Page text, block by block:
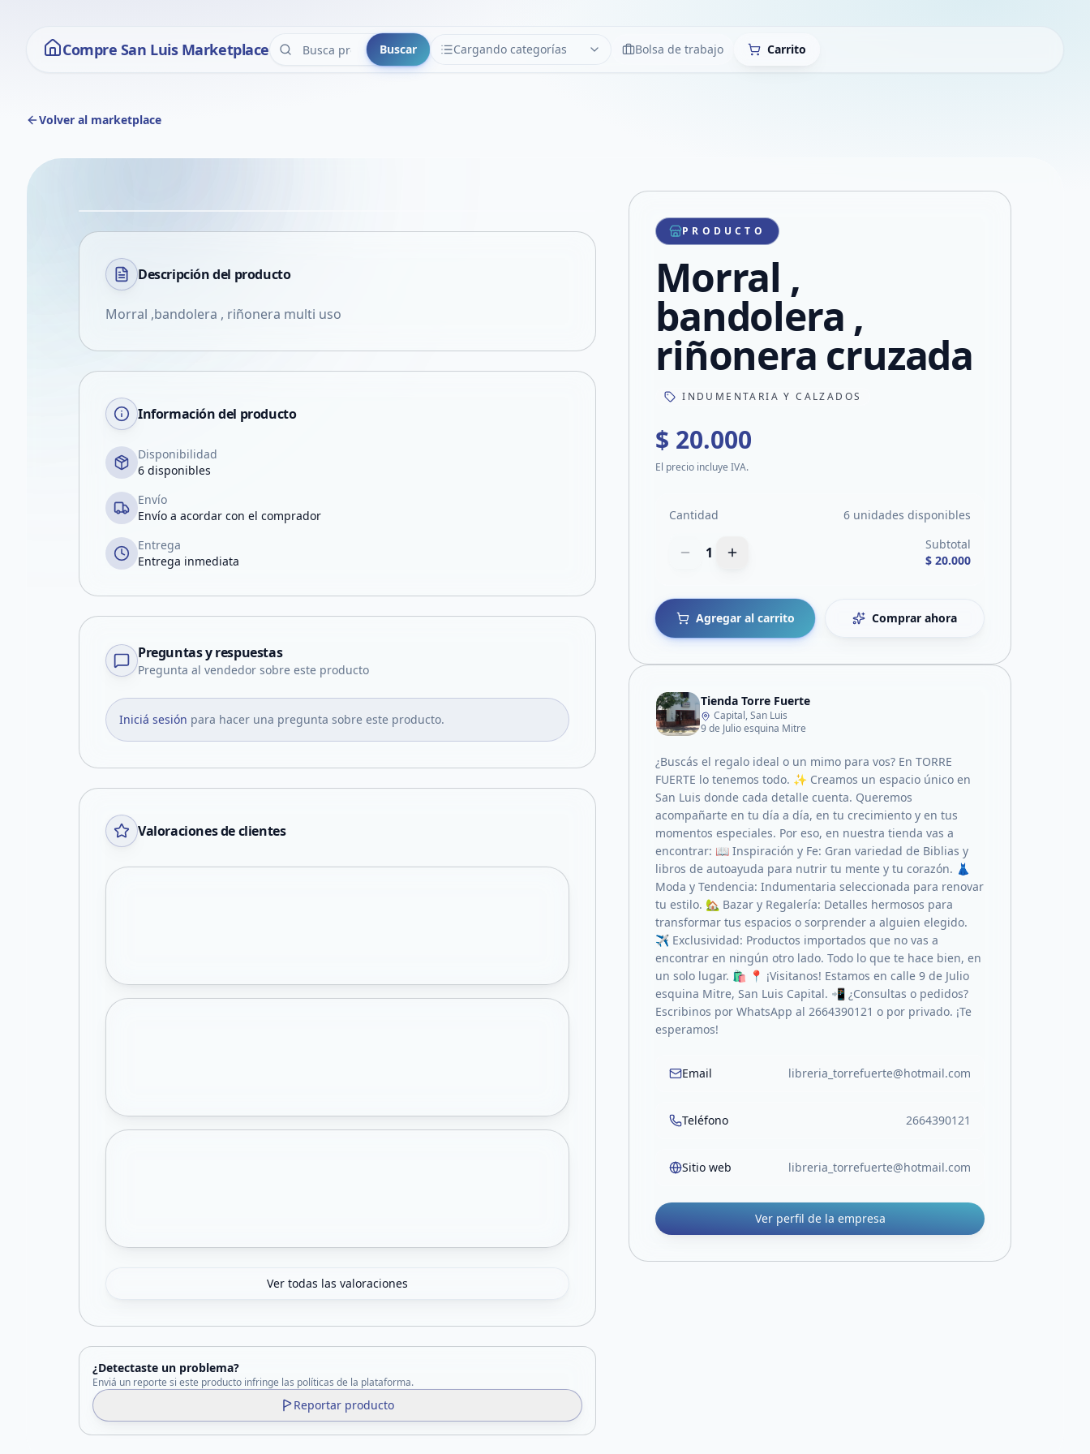
Compre San Luis Marketplace Buscar Cargando categorías
CATEGORÍAS LimpiarBolsa de trabajo Carrito
Volver al marketplace
VER EN PANTALLA COMPLETA
Compartir producto
Compartir por WhatsApp
Compartir por mail
Compartir en Facebook
Compartir en X
Descripción del producto
Morral ,bandolera , riñonera multi uso
Información del producto
Disponibilidad
6 disponibles
Envío
Envío a acordar con el comprador
Entrega
Entrega inmediata
Preguntas y respuestas
Pregunta al vendedor sobre este producto
Iniciá sesión para hacer una pregunta sobre este producto.
Valoraciones de clientes
Ver todas las valoraciones
¿Detectaste un problema?
Enviá un reporte si este producto infringe las políticas de la plataforma.
Reportar producto
PRODUCTO
Morral ,
bandolera ,
riñonera cruzada
INDUMENTARIA Y CALZADOS
$ 20.000
El precio incluye IVA.
Cantidad 6 unidades disponibles
1
Subtotal
$ 20.000
Agregar al carrito Comprar ahora
Tienda Torre Fuerte
Capital, San Luis
9 de Julio esquina Mitre
¿Buscás el regalo ideal o un mimo para vos? En TORRE
FUERTE lo tenemos todo. ✨ Creamos un espacio único en
San Luis donde cada detalle cuenta. Queremos
acompañarte en tu día a día, en tu crecimiento y en tus
momentos especiales. Por eso, en nuestra tienda vas a
encontrar: 📖 Inspiración y Fe: Gran variedad de Biblias y
libros de autoayuda para nutrir tu mente y tu corazón. 👗
Moda y Tendencia: Indumentaria seleccionada para renovar
tu estilo. 🏡 Bazar y Regalería: Detalles hermosos para
transformar tus espacios o sorprender a alguien elegido.
✈️ Exclusividad: Productos importados que no vas a
encontrar en ningún otro lado. Todo lo que te hace bien, en
un solo lugar. 🛍️ 📍 ¡Visitanos! Estamos en calle 9 de Julio
esquina Mitre, San Luis Capital. 📲 ¿Consultas o pedidos?
Escribinos por WhatsApp al 2664390121 o por privado. ¡Te
esperamos!
Email libreria_torrefuerte@hotmail.com
Teléfono 2664390121
Sitio web libreria_torrefuerte@hotmail.com
Ver perfil de la empresa